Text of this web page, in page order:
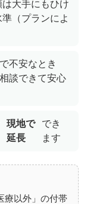
大手にもひけ
（プランによ
不安なとき
談できて安心
現地で
延長
でき
ます
療以外」の付帯